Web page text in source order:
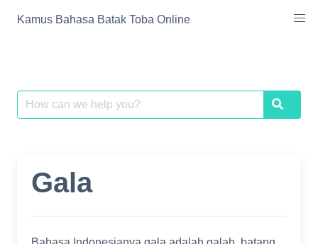
Kamus Bahasa Batak Toba Online
Search
for:
Search
Gala